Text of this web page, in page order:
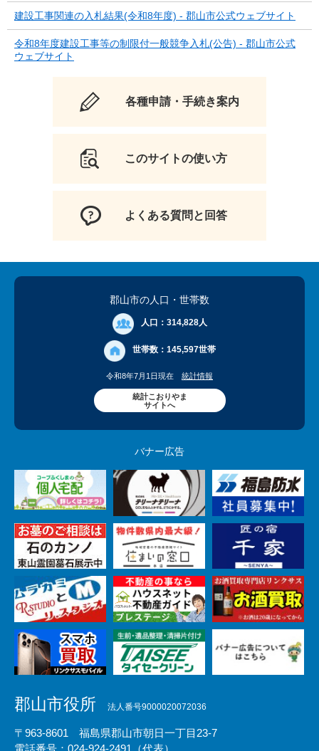
建設工事関連の入札結果(令和8年度) - 郡山市公式ウェブサイト
令和8年度建設工事等の制限付一般競争入札(公告) - 郡山市公式
ウェブサイト
各種申請・手続き案内
このサイトの使い方
よくある質問と回答
郡山市の人口 ・世帯数
人口： 314,828人
世帯数： 145,597世帯
令和8年7月1日現在 統計情報
統計こおりやま
サイトへ
バナー広告
郡山市役所 法人番号9000020072036
〒963-8601 福島県郡山市朝日一丁目23-7